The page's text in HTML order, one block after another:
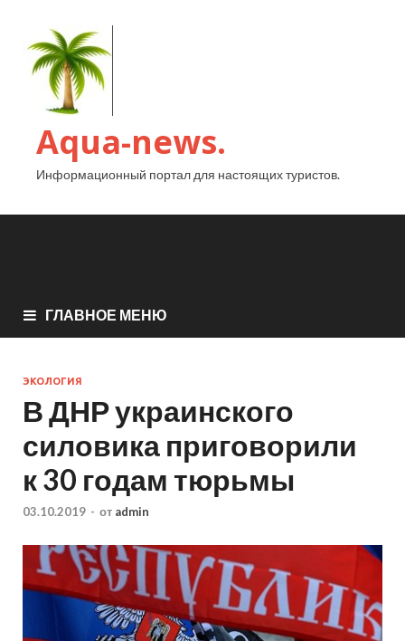
Aqua-news.
Информационный портал для настоящих туристов.
ГЛАВНОЕ МЕНЮ
ЭКОЛОГИЯ
В ДНР украинского
силовика приговорили
к 30 годам тюрьмы
03.10.2019 - от admin